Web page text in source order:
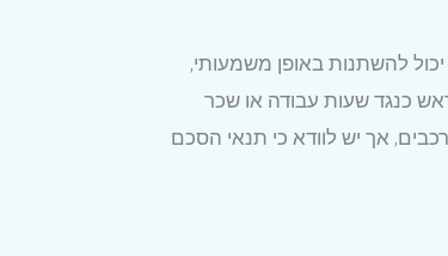
להשתנות באופן משמעותי,
כנגד שעות עבודה או שכר
אך יש לוודא כי תנאי הסכם